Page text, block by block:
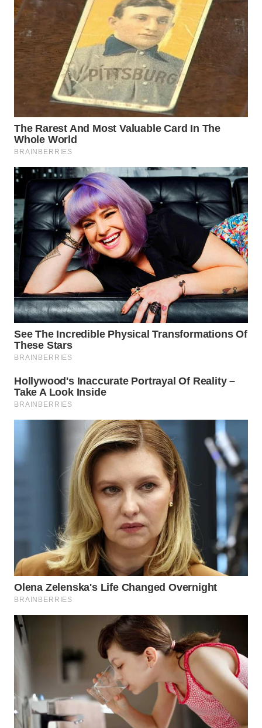
JOGJA
WN
JATIM
WN
KALBAR
WN
KALTENG
WN
KALTARA
WN
KALSEL
WN
KALTIM
WN
SULSEL
WN
GORONTALO
WN
DAIRI
WN
DANAU
WN
LANGKAT